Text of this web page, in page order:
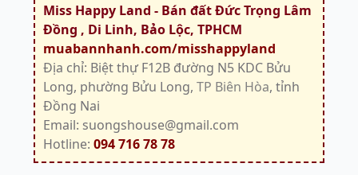
Miss Happy Land - Bán đất Đức Trọng Lâm
Đồng , Di Linh, Bảo Lộc, TPHCM
muabannhanh.com/misshappyland
Địa chỉ: Biệt thự F12B đường N5 KDC Bửu
Long, phường Bửu Long, TP Biên Hòa, tỉnh
Đồng Nai
Email: suongshouse@gmail.com
Hotline: 094 716 78 78